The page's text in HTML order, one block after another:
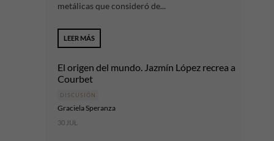
metálicas que consideró de...
LEER MÁS
El origen del mundo. Jazmín López recrea a
Courbet
DISCUSIÓN
Graciela Speranza
30 JUL